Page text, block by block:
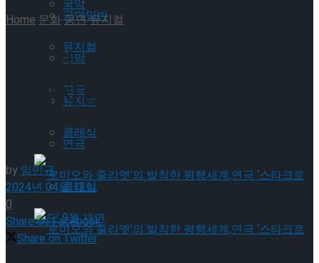
국악
뮤지컬
연극
클래식
공연일반
국악
뮤지컬
연극
클래식
Home문화공연뮤지컬
문희경→신봉선, 6년만에 돌아
온 뮤지컬 ‘메노포즈’ 캐스팅
공개
by임민규
2024년 04월 12일
0
Share on Facebook
Share on Twitter